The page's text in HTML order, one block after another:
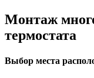
Монтаж
термостата
Выбор места